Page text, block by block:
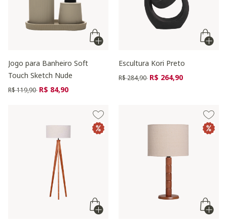
Jogo para Banheiro Soft
Touch Sketch Nude
Preço reduzido de
R$ 119,90 para
R$ 84,90
Escultura Kori Preto
Preço reduzido de
R$ 284,90 para
R$ 264,90